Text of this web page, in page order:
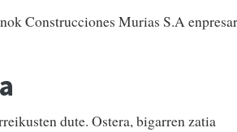
Construcciones Murias S.A
dute. Ostera, bigarren zatia